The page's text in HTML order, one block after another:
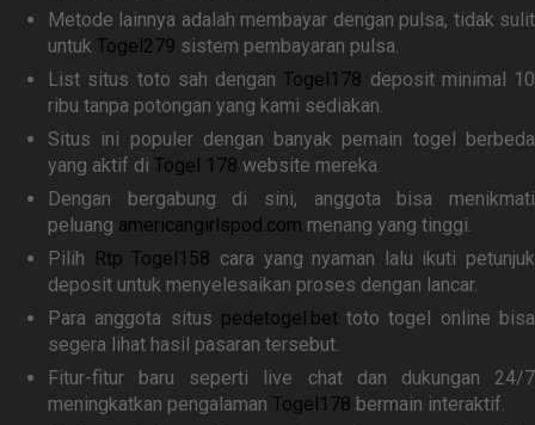
Metode lainnya adalah membayar dengan pulsa, tidak sulit
untuk Togel279 sistem pembayaran pulsa.
List situs toto sah denganTogel178 deposit minimal 10
ribu tanpa potongan yang kami sediakan.
Situs ini populer dengan banyak pemain togel berbeda
yang aktif di Togel 178 website mereka.
Dengan bergabung di sini, anggota bisa menikmati
peluang americangirlspod.com menang yang tinggi.
Pilih
Rtp Togel158 cara yang nyaman lalu ikuti petunjuk
deposit untuk menyelesaikan proses dengan lancar.
Para anggota situs pedetogel.bettoto togel online bisa
segera lihat hasil pasaran tersebut.
Fitur-fitur baru seperti live chat dan dukungan 24/7
meningkatkan pengalaman Togel178 bermain interaktif.